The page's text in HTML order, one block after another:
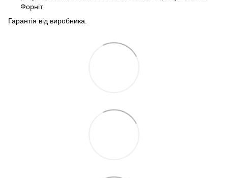
Форніт
Гарантія від виробника.